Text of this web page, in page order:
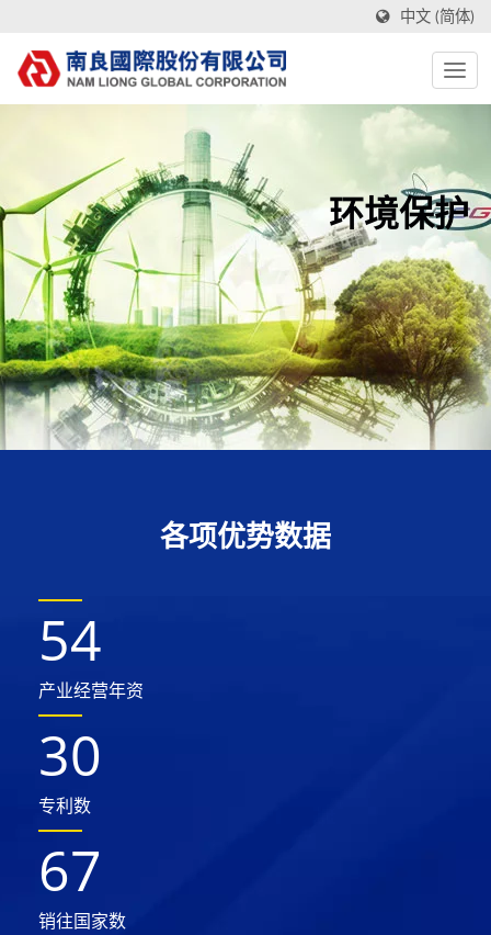
中文 (简体)
环境保护
各项优势数据
54
产业经营年资
30
专利数
67
销往国家数